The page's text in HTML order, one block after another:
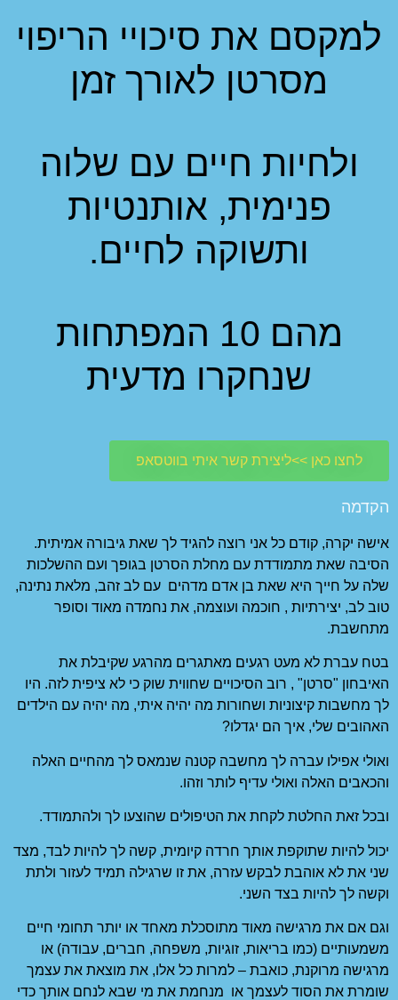
הריפוי
זמן
עם שלוה
אותנטיות
לחיים.
מהם 10 המפתחות
מדעית
בווטסאפ
להגיד לך שאת גיבורה אמיתית.
הסרטן בגופך ועם ההשלכות
מדהים עם לב זהב, מלאת נתינה,
את נחמדה מאוד וסופר
מהרגע שקיבלת את
שחווית שוק כי לא ציפית לזה. היו
מה יהיה איתי, מה יהיה עם הילדים
קטנה שנמאס לך מהחיים האלה
וזהו.
שהוצעו לך ולהתמודד.
קיומית, קשה לך להיות לבד, מצד
זו שרגילה תמיד לעזור ולתת
מאחד או יותר תחומי חיים
משפחה, חברים, עבודה) או
כל אלו, את מוצאת את עצמך
את מי שבא לנחם אותך כדי